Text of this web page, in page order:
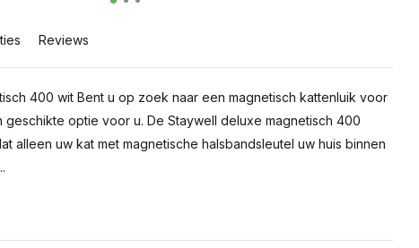
Reviews
400 wit Bent u op zoek naar een magnetisch kattenluik voor
optie voor u. De Staywell deluxe magnetisch 400
alleen uw kat met magnetische halsbandsleutel uw huis binnen